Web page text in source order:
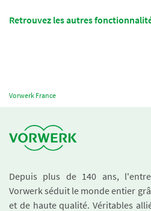
Retrouvez les autres
Vorwerk France
Depuis plus de 140 ans,
Vorwerk séduit le monde entier
et de haute qualité. Véritables